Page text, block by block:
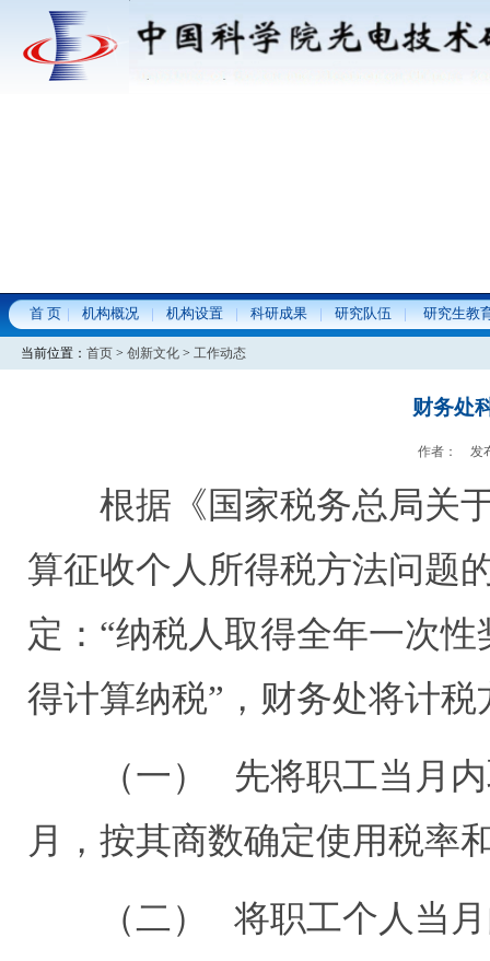
首 页 机构概况 机构设置 科研成果 研究队伍 研究生教
当前位置： 首页 > 创新文化 > 工作动态
财务处
作者： 发
根据《国家税务总局关
算征收个人所得税方法问题
定：“纳税人取得全年一次
得计算纳税”，财务处将计
（一）
先将职工当月
月，按其商数确定使用税率
（二）
将职工个人当